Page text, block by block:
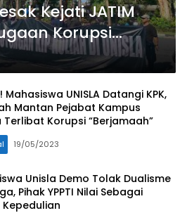
Kejati JATIM
Korupsi
KIP UNISLA,
UNISLA Datangi KPK,
Mantan Pejabat Kampus
Terlibat Korupsi “Berjamaah”
19/05/2023
Unisla Demo Tolak Dualisme
Pihak YPPTI Nilai Sebagai
Kepedulian